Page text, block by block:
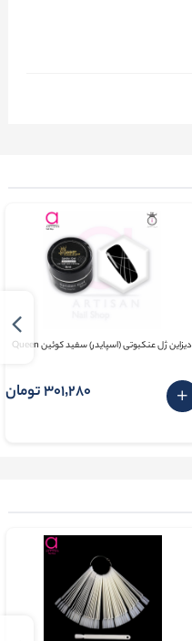
دیزاین ژل عنکبوتی (اسپایدر) سفید کوئین Queen
301٬280 تومان